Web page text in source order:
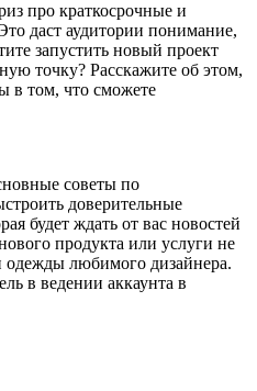
про краткосрочные и
даст аудитории понимание,
запустить новый проект
точку? Расскажите об этом,
в том, что сможете
советы по
доверительные
будет ждать от вас новостей
продукта или услуги не
любимого дизайнера.
в ведении аккаунта в